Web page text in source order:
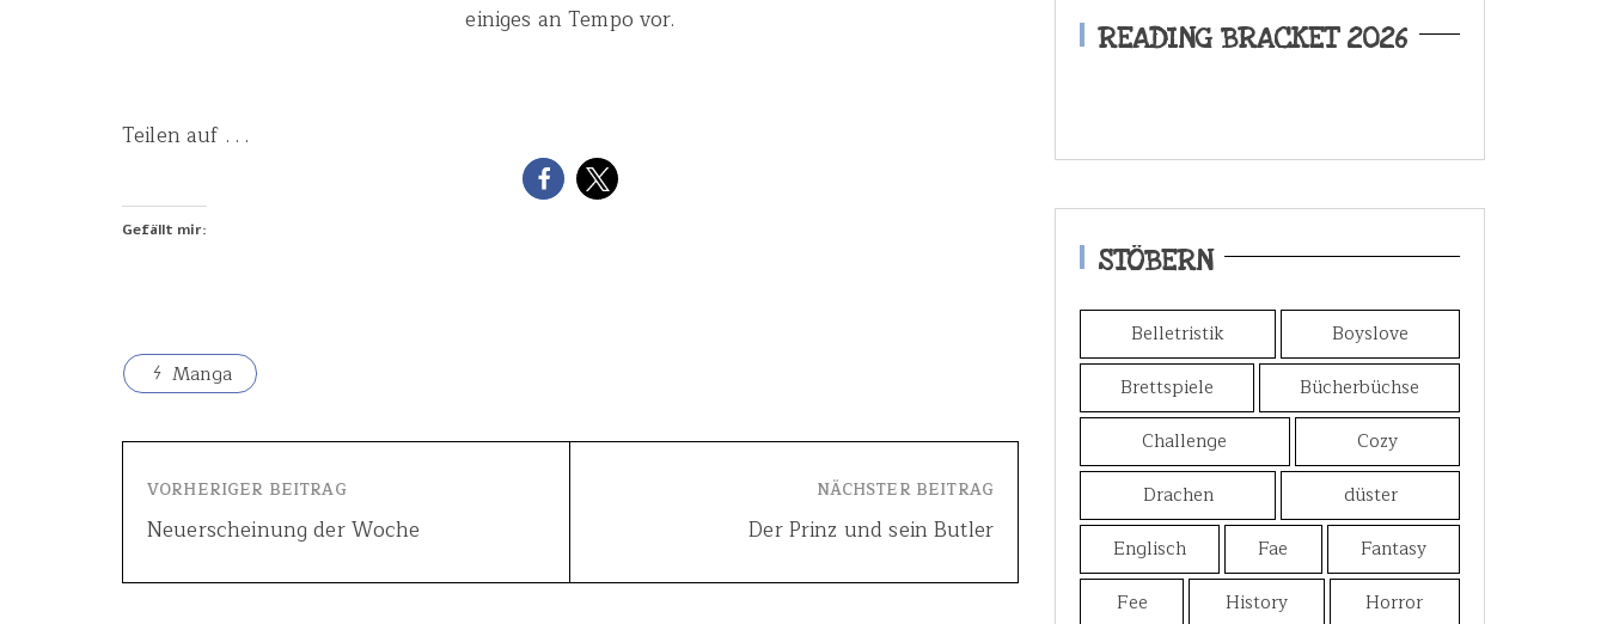
einiges an Tempo vor.
Teilen auf . . .
Gefällt mir:
Manga
VORHERIGER BEITRAG
Neuerscheinung der Woche
NÄCHSTER BEITRAG
Der Prinz und sein Butler
READING BRACKET 2026
STÖBERN
Belletristik
Boyslove
Brettspiele
Bücherbüchse
Challenge
Cozy
Drachen
düster
Englisch
Fae
Fantasy
Fee
History Horror